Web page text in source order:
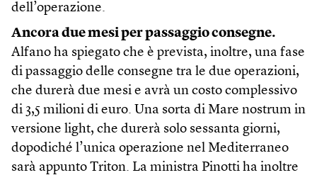
dell’operazione.
Ancora due mesi per passaggio consegne.
Alfano ha spiegato che è prevista, inoltre, una fase
di passaggio delle consegne tra le due operazioni,
che durerà due mesi e avrà un costo complessivo
di 3,5 milioni di euro. Una sorta di Mare nostrum in
versione light, che durerà solo sessanta giorni,
dopodiché l’unica operazione nel Mediterraneo
sarà appunto Triton. La ministra Pinotti ha inoltre